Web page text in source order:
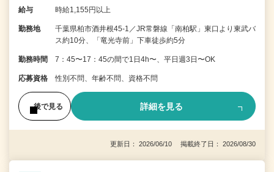
給与 時給1,155円以上
勤務地
千葉県柏市酒井根45-1／JR常磐線「南柏駅」東口より東武バ
ス約10分、「竜光寺前」下車徒歩約5分
勤務時間 7：45〜17：45の間で1日4h〜、平日週3日〜OK
応募資格 性別不問、年齢不問、資格不問
後で見る 詳細を見る
更新日： 2026/06/10 掲載終了日： 2026/08/30